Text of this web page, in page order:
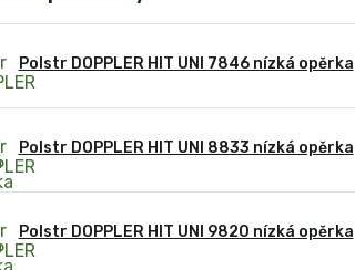
Polstr DOPPLER HIT UNI 7846 nízká opěrka
Polstr DOPPLER HIT UNI 8833 nízká opěrka
Polstr DOPPLER HIT UNI 9820 nízká opěrka